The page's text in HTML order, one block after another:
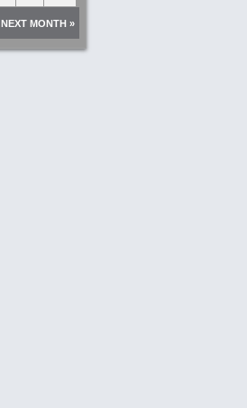
NEXT MONTH »